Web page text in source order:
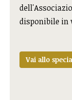
disponibile in
Vai allo